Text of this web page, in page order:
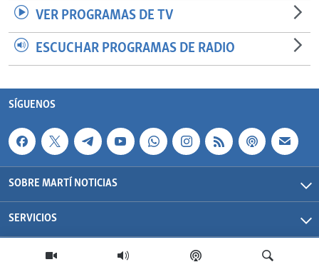
VER PROGRAMAS DE TV
ESCUCHAR PROGRAMAS DE RADIO
SÍGUENOS
SOBRE MARTÍ NOTICIAS
SERVICIOS
Martí Noticias| 2026 | OCB | Todos los derechos reservados.